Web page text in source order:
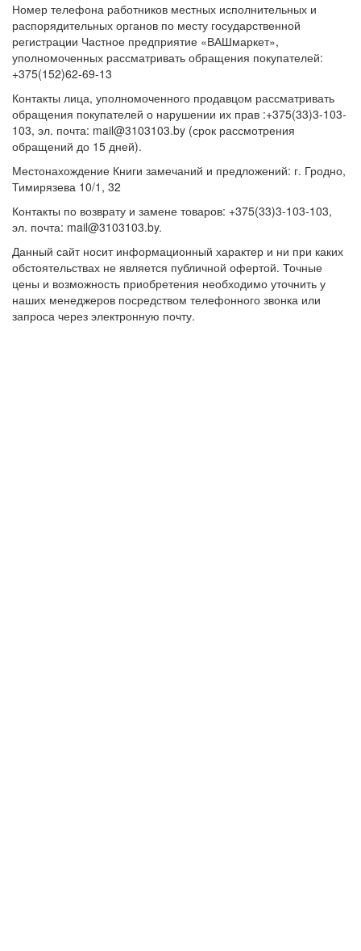
Номер телефона работников местных исполнительных и
распорядительных органов по месту государственной
регистрации Частное предприятие «ВАШмаркет»,
уполномоченных рассматривать обращения покупателей:
+375(152)62-69-13
Контакты лица, уполномоченного продавцом рассматривать
обращения покупателей о нарушении их прав :+375(33)3-103-
103, эл. почта: mail@3103103.by (срок рассмотрения
обращений до 15 дней).
Местонахождение Книги замечаний и предложений: г. Гродно,
Тимирязева 10/1, 32
Контакты по возврату и замене товаров: +375(33)3-103-103,
эл. почта: mail@3103103.by.
Данный сайт носит информационный характер и ни при каких
обстоятельствах не является публичной офертой. Точные
цены и возможность приобретения необходимо уточнить у
наших менеджеров посредством телефонного звонка или
запроса через электронную почту.